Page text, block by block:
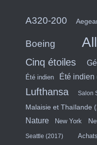
A320-200
Boeing
Cinq étoiles
Été indien Été indien
Lufthansa Salon
Malaisie et Thaïlande
Nature New York
Seattle (2017) Achats